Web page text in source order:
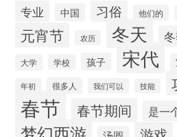
专业 中国 习俗 他们的
元宵节 农历 冬天
大学 学校 孩子 宋代
年初 很多人 我们可以 技能
春节 春节期间 是一